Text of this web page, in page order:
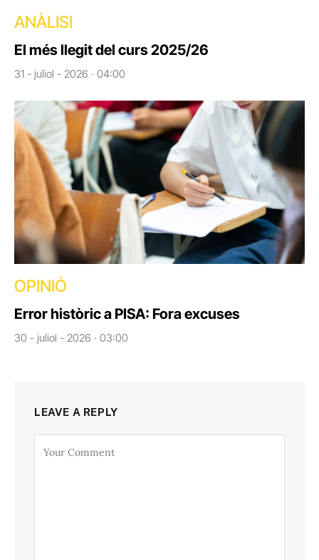
ANÀLISI
El més llegit del curs 2025/26
31 - juliol - 2026 · 04:00
OPINIÓ
Error històric a PISA: Fora excuses
30 - juliol - 2026 · 03:00
LEAVE A REPLY